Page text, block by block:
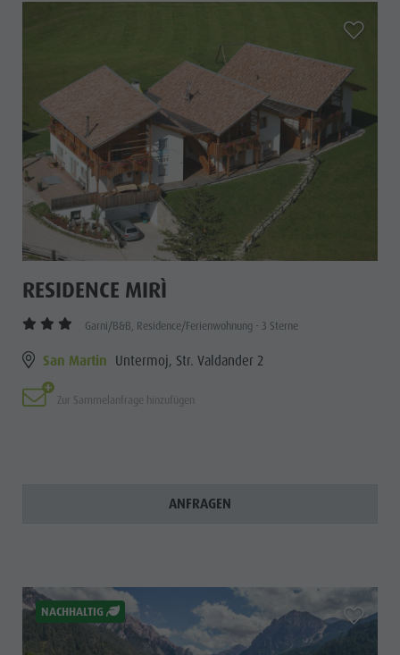
RESIDENCE MIRÌ
Garni/B&B, Residence/Ferienwohnung - 3 Sterne
San Martin Untermoj, Str. Valdander 2
Zur Sammelanfrage hinzufügen
ANFRAGEN
NACHHALTIG